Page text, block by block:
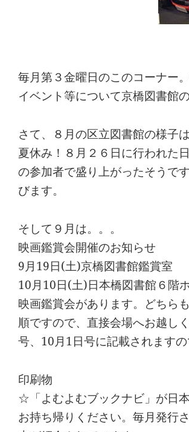
毎月第３金曜日のこのコーナー
イベント等について京橋図書館
さて、８月の区立図書館の様子は
夏休み！８月２６日に行われた
の参加者で盛り上がったそうで
びます。
そして９月は。。。
映画鑑賞会開催のお知らせ
9月19日(土)京橋図書館鑑賞室
10月10日(土)日本橋図書館６階
映画鑑賞会があります。どちら
順ですので、直接会場へお越し
号、10月1日号に記載されますの
印刷物
☆「よむよむブックナビ」が日
お持ち帰りください。毎月発行